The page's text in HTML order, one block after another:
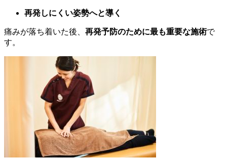
再発しにくい姿勢へと導く
痛みが落ち着いた後、 再発予防のために最も重要な施術で
す。